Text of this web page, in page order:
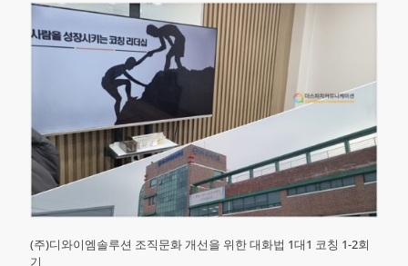
(주)디와이엠솔루션 조직문화 개선을 위한 대화법 1대1 코칭 1-2회
기